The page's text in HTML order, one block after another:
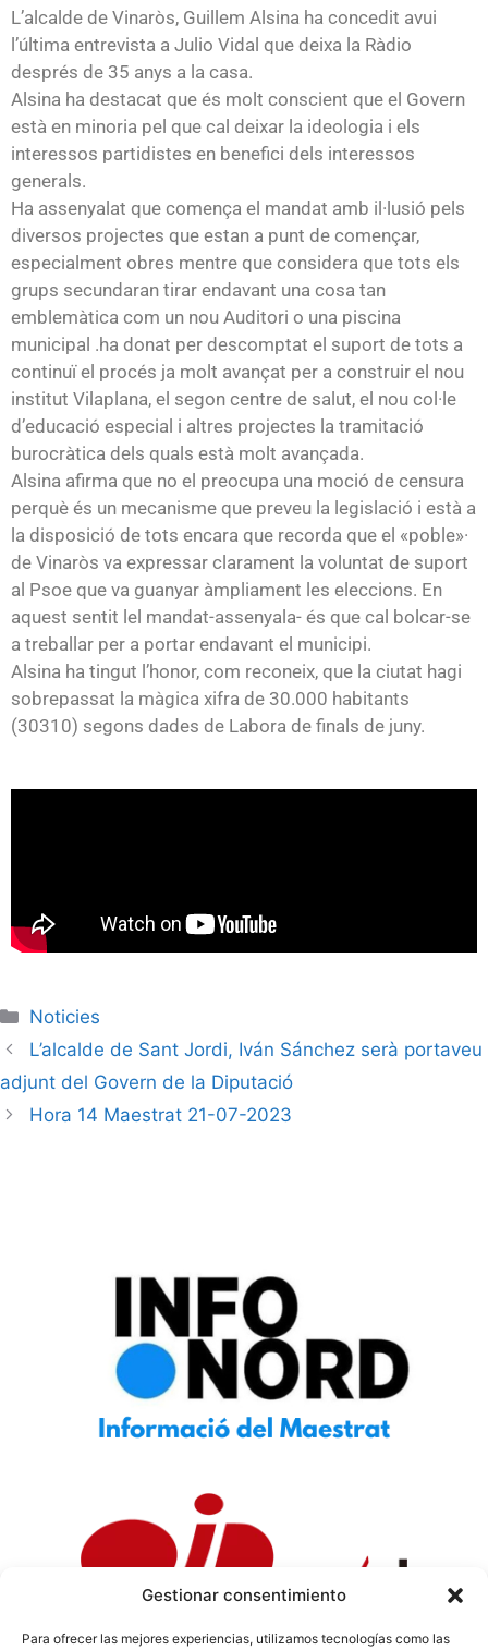
Gestionar consentimiento
Para ofrecer las mejores experiencias, utilizamos tecnologías como las
L’alcalde de Vinaròs, Guillem Alsina ha concedit avui
l’última entrevista a Julio Vidal que deixa la Ràdio
després de 35 anys a la casa.
Alsina ha destacat que és molt conscient que el Govern
està en minoria pel que cal deixar la ideologia i els
interessos partidistes en benefici dels interessos
generals.
Ha assenyalat que comença el mandat amb il·lusió pels
diversos projectes que estan a punt de començar,
especialment obres mentre que considera que tots els
grups secundaran tirar endavant una cosa tan
emblemàtica com un nou Auditori o una piscina
municipal .ha donat per descomptat el suport de tots a
continuï el procés ja molt avançat per a construir el nou
institut Vilaplana, el segon centre de salut, el nou col·le
d’educació especial i altres projectes la tramitació
burocràtica dels quals està molt avançada.
Alsina afirma que no el preocupa una moció de censura
perquè és un mecanisme que preveu la legislació i està a
la disposició de tots encara que recorda que el «poble»·
de Vinaròs va expressar clarament la voluntat de suport
al Psoe que va guanyar àmpliament les eleccions. En
aquest sentit lel mandat-assenyala- és que cal bolcar-se
a treballar per a portar endavant el municipi.
Alsina ha tingut l’honor, com reconeix, que la ciutat hagi
sobrepassat la màgica xifra de 30.000 habitants
(30310) segons dades de Labora de finals de juny.
Noticies
L’alcalde de Sant Jordi, Iván Sánchez serà portaveu
adjunt del Govern de la Diputació
Hora 14 Maestrat 21-07-2023